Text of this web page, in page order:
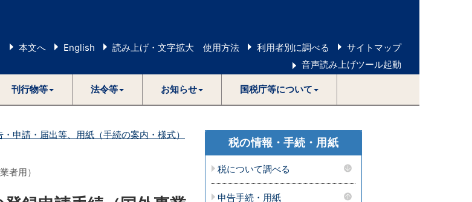
本文へ English 読み上げ・文字拡大 使用方法 利用者別に調べる
サイトマップ
音声読み上げツール起動
刊行物等 法令等 お知らせ 国税庁等について
・申請・届出等、用紙（手続の案内・様式）
者用）
税の情報・手続・用紙
税について調べる
申告手続・用紙